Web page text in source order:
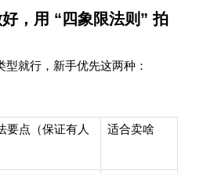
，用 “ 四象限法则 ” 拍
就行，新手优先这两种：
要点（保证有人
适合卖啥